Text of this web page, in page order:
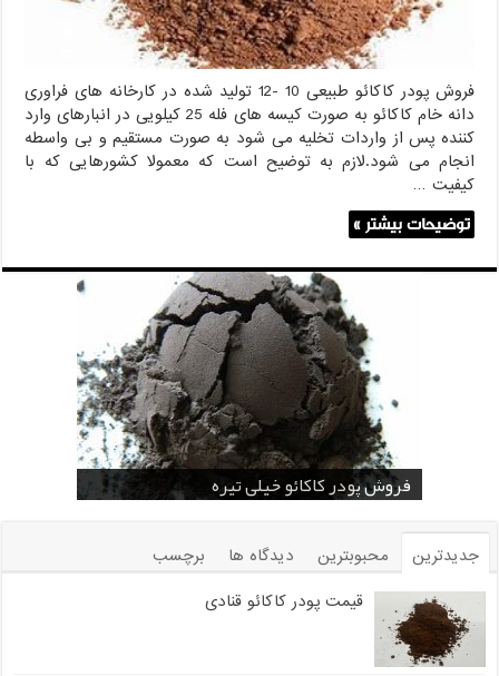
فروش پودر کاکائو طبیعی 10 -12 تولید شده در کارخانه های فراوری
دانه خام کاکائو به صورت کیسه های فله 25 کیلویی در انبارهای وارد
کننده پس از واردات تخلیه می شود به صورت مستقیم و بی واسطه
انجام می شود.لازم به توضیح است که معمولا کشورهایی که با
کیفیت …
توضیحات بیشتر »
قیمت پودر کاکائو قنادی
فروش پودر کاکائو خیلی تیره
قیمت پودر کاکائو کارگیل
فروش ضد کلوخه پودر کاکائو ( Anti Cake )
خرید پودر کاکائو و کافی میت در کرمان
فروش پودر کاکائو و کافی میت در اصفهان
خرید اسانس پودری شکلات 10 کیلویی
خرید اسانس پودری قهوه
خرید کافی کریمر غیر لبنی 25 کیلویی اندونزی
جدیدترین محبوبترین دیدگاه ها
برچسب
قیمت پودر کاکائو قنادی